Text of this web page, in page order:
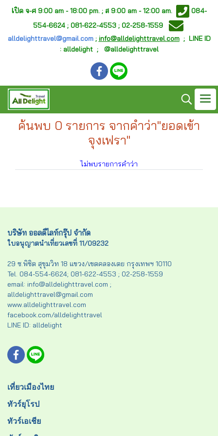
เปิด จ-ศ 9:00 am - 18:00 pm. ; ส 9:00 am - 12:00 am.
084-
554-6624 ; 081-622-4553 ; 02-258-1559
alldelighttravel@gmail.com; info@alldelighttravel.com; LINE ID
: alldelight ; @alldelighttravel
ค้นพบ 0 รายการ จากคำว่า"ยอดเข้า
จุงเฟรา"
ไม่พบรายการคำว่า
บริษัท ออลดีไลท์กรุ๊ป จำกัด
ใบอนุญาตนำเที่ยวเลขที่ 11/09232
29 ซ.พิชิต สุขุมวิท 18 แขวง/เขตคลองเตย กรุงเทพฯ 10110
Tel. 084-554-6624; 081-622-4553 ; 02-258-1559
email: info@alldelighttravel.com ;
alldelighttravel@gmail.com
www.alldelighttravel.com
facebook.com/alldelighttravel
LINE ID: alldelight
เที่ยวเมืองไทย
ทัวร์ยุโรป
ทัวร์เอเชีย